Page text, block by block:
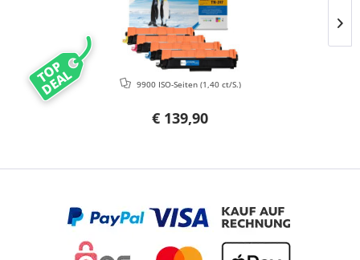
TOP
DEAL
€ 139,90
9900 ISO-Seiten (1,40 ct/S.)